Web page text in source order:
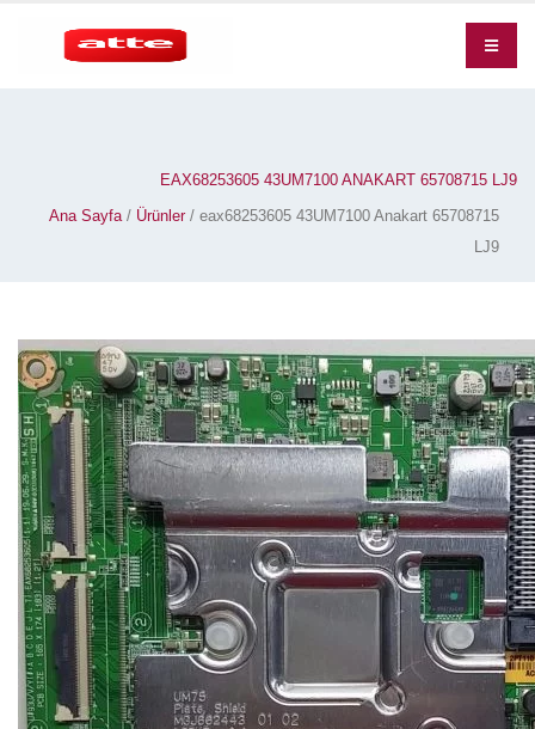
EAX68253605 43UM7100 ANAKART 65708715 LJ9
Ana Sayfa/ Ürünler/ eax68253605 43UM7100 Anakart 65708715
LJ9